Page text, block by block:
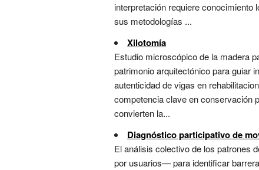
interpretación requiere conocimiento
sus metodologías ...
Xilotomía
Estudio microscópico de la madera
patrimonio arquitectónico para guiar
autenticidad de vigas en
competencia clave en conservación
convierten la...
Diagnóstico participativo de
El análisis colectivo de los patrones
por usuarios— para identificar